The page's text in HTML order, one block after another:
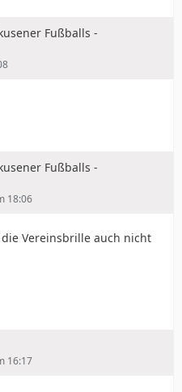
Fußballs -
Fußballs -
18:06
Vereinsbrille auch nicht
16:17